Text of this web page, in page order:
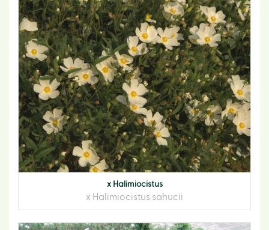
x Halimiocistus
x Halimiocistus sahucii